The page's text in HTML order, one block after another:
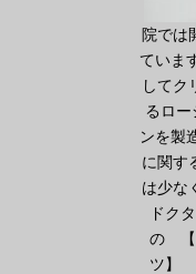
院では
ていま
してク
るロー
ンを製
に関す
は少な
ドク
の 【
ツ】